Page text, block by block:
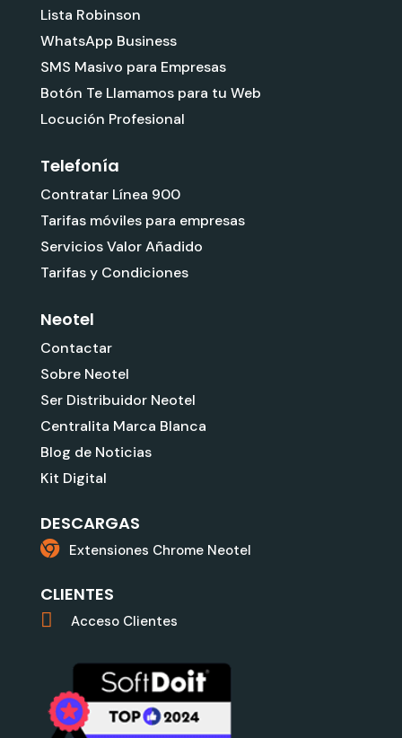
Lista Robinson
WhatsApp Business
SMS Masivo para Empresas
Botón Te Llamamos para tu Web
Locución Profesional
Telefonía
Contratar Línea 900
Tarifas móviles para empresas
Servicios Valor Añadido
Tarifas y Condiciones
Neotel
Contactar
Sobre Neotel
Ser Distribuidor Neotel
Centralita Marca Blanca
Blog de Noticias
Kit Digital
DESCARGAS
Extensiones Chrome Neotel
CLIENTES
Acceso Clientes